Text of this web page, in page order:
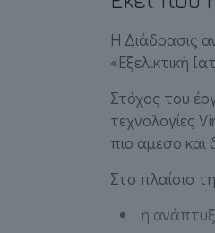
Η Διάδρασις
«Εξελικτική
Στόχος του
τεχνολογίες
πιο άμεσο και
Στο πλαίσιο
η